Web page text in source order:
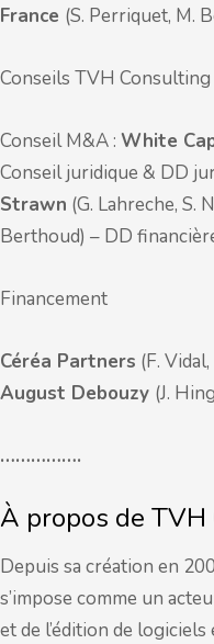
France (S. Perriquet, M.
Conseils TVH Consulting
Conseil M&A : White
Conseil juridique & DD
Strawn (G. Lahreche, S.
Berthoud) – DD
Financement
Céréa Partners (F.
August Debouzy (J.
…………….
À propos de
Depuis sa création en
s’impose comme un
et de l’édition de